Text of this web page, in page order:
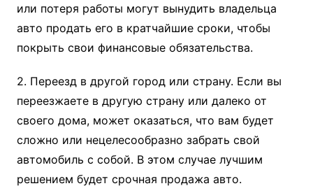
или потеря работы могут вынудить владельца
авто продать его в кратчайшие сроки, чтобы
покрыть свои финансовые обязательства.
2. Переезд в другой город или страну. Если вы
переезжаете в другую страну или далеко от
своего дома, может оказаться, что вам будет
сложно или нецелесообразно забрать свой
автомобиль с собой. В этом случае лучшим
решением будет срочная продажа авто.